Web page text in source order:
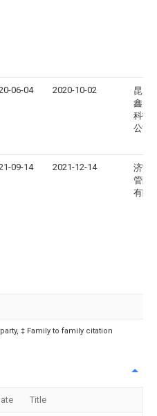
06-04 2020-10-02
昆山
鑫自
科技
公司
09-14 2021-12-14
济宁
管防
有限
‡ Family to family citation
Title